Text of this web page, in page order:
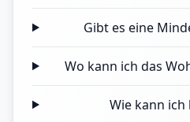
Gibt es eine
Wo kann ich das
Wie kann ich